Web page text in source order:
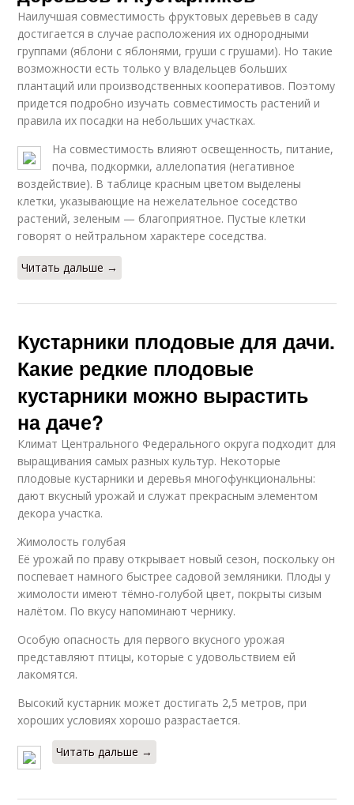
Наилучшая совместимость фруктовых деревьев в саду
достигается в случае расположения их однородными
группами (яблони с яблонями, груши с грушами). Но такие
возможности есть только у владельцев больших
плантаций или производственных кооперативов. Поэтому
придется подробно изучать совместимость растений и
правила их посадки на небольших участках.
На совместимость влияют освещенность, питание,
почва, подкормки, аллелопатия (негативное
воздействие). В таблице красным цветом выделены
клетки, указывающие на нежелательное соседство
растений, зеленым — благоприятное. Пустые клетки
говорят о нейтральном характере соседства.
Читать дальше →
Кустарники плодовые для дачи.
Какие редкие плодовые
кустарники можно вырастить
на даче?
Климат Центрального Федерального округа подходит для
выращивания самых разных культур. Некоторые
плодовые кустарники и деревья многофункциональны:
дают вкусный урожай и служат прекрасным элементом
декора участка.
Жимолость голубая
Её урожай по праву открывает новый сезон, поскольку он
поспевает намного быстрее садовой земляники. Плоды у
жимолости имеют тёмно-голубой цвет, покрыты сизым
налётом. По вкусу напоминают чернику.
Особую опасность для первого вкусного урожая
представляют птицы, которые с удовольствием ей
лакомятся.
Высокий кустарник может достигать 2,5 метров, при
хороших условиях хорошо разрастается.
Читать дальше →